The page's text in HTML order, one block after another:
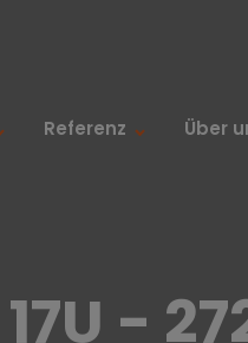
Referenz Über
-